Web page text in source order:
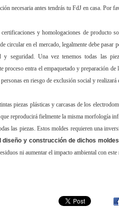
necesaria antes tendrás tu FdJ en casa. Por
certificaciones y homologaciones de
circular en el mercado, legalmente debe
y seguridad. Una vez tenemos todas las
proceso entra el empaquetado y preparación
en riesgo de exclusión social y realizará
piezas plásticas y carcasas de los
reproducirá fielmente la misma morfología
las piezas. Estos moldes requieren una
diseño y construcción de dichos
ni aumentar el impacto ambiental con